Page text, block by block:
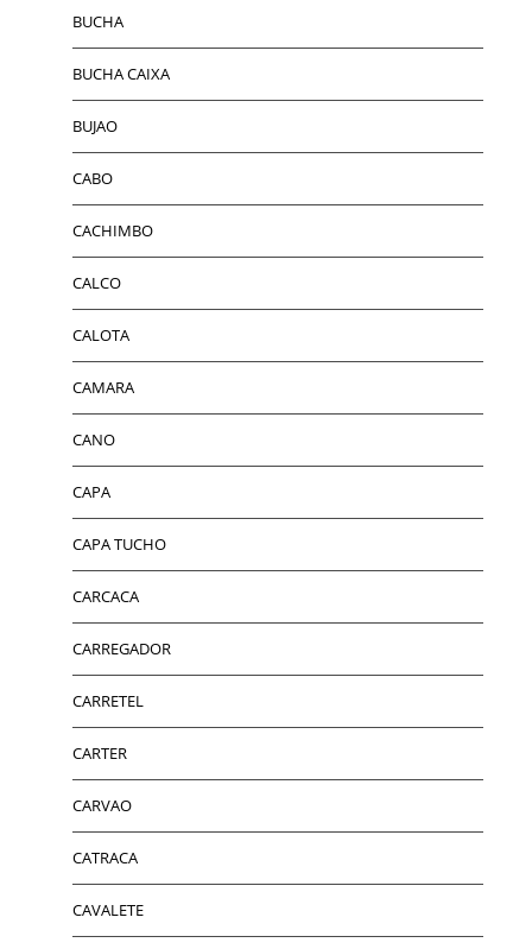
BUCHA
BUCHA CAIXA
BUJAO
CABO
CACHIMBO
CALCO
CALOTA
CAMARA
CANO
CAPA
CAPA TUCHO
CARCACA
CARREGADOR
CARRETEL
CARTER
CARVAO
CATRACA
CAVALETE